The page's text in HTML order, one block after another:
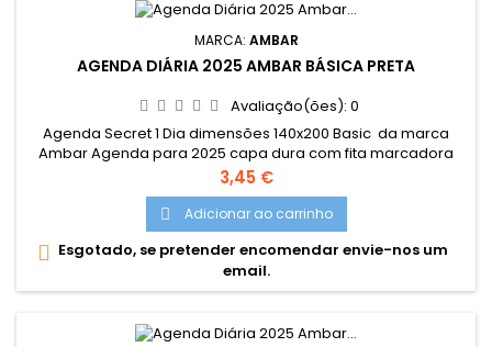
MARCA: AMBAR
AGENDA DIÁRIA 2025 AMBAR BÁSICA PRETA
Avaliação(ões): 0
Agenda Secret 1 Dia dimensões 140x200 Basic da marca
Ambar Agenda para 2025 capa dura com fita marcadora
em tecido
Preço
3,45 €
 Adicionar ao carrinho
 Esgotado, se pretender encomendar envie-nos um
email.